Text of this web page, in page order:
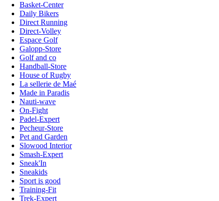
Basket-Center
Daily Bikers
Direct Running
Direct-Volley
Espace Golf
Galopp-Store
Golf and co
Handball-Store
House of Rugby
La sellerie de Maé
Made in Paradis
Nauti-wave
On-Fight
Padel-Expert
Pecheur-Store
Pet and Garden
Slowood Interior
Smash-Expert
Sneak'In
Sneakids
Sport is good
Training-Fit
Trek-Expert